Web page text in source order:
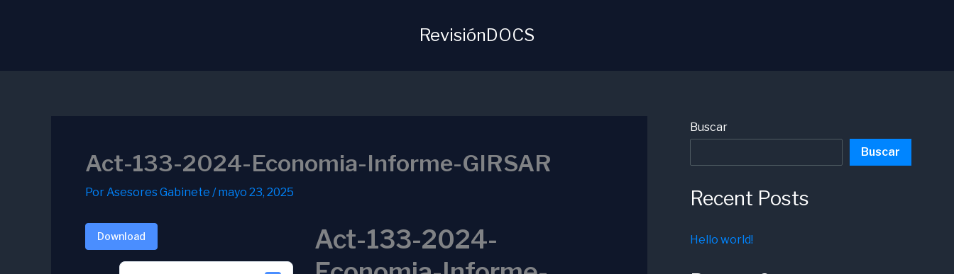
RevisiónDOCS
Act-133-2024-Economia-Informe-GIRSAR
PorAsesores Gabinete /mayo 23, 2025
Download
Act-133-2024-
Buscar
Buscar
Recent Posts
Hello world!